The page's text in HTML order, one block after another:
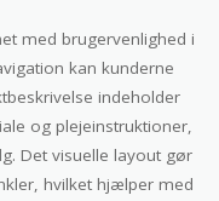
med brugervenlighed i
kan kunderne
indeholder
og plejeinstruktioner,
Det visuelle layout gør
hvilket hjælper med